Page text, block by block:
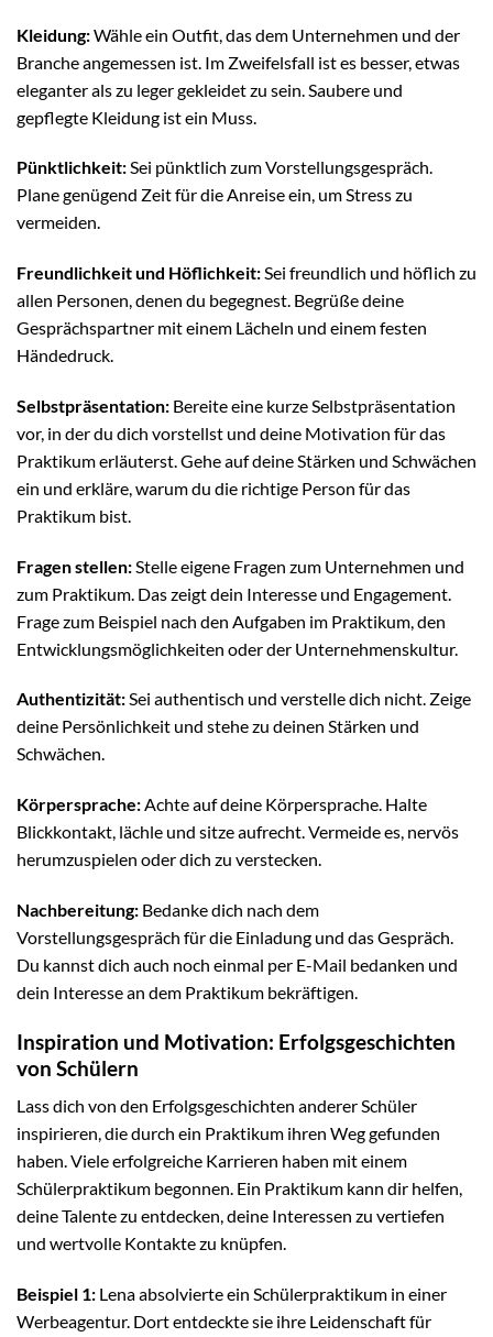
Kleidung:Wähle ein Outfit, das dem Unternehmen und der
Branche angemessen ist. Im Zweifelsfall ist es besser, etwas
eleganter als zu leger gekleidet zu sein. Saubere und
gepflegte Kleidung ist ein Muss.
Pünktlichkeit:Sei pünktlich zum Vorstellungsgespräch.
Plane genügend Zeit für die Anreise ein, um Stress zu
vermeiden.
Freundlichkeit und Höflichkeit:Sei freundlich und höflich zu
allen Personen, denen du begegnest. Begrüße deine
Gesprächspartner mit einem Lächeln und einem festen
Händedruck.
Selbstpräsentation: Bereite eine kurze Selbstpräsentation
vor, in der du dich vorstellst und deine Motivation für das
Praktikum erläuterst. Gehe auf deine Stärken und Schwächen
ein und erkläre, warum du die richtige Person für das
Praktikum bist.
Fragen stellen: Stelle eigene Fragen zum Unternehmen und
zum Praktikum. Das zeigt dein Interesse und Engagement.
Frage zum Beispiel nach den Aufgaben im Praktikum, den
Entwicklungsmöglichkeiten oder der Unternehmenskultur.
Authentizität:Sei authentisch und verstelle dich nicht. Zeige
deine Persönlichkeit und stehe zu deinen Stärken und
Schwächen.
Körpersprache:Achte auf deine Körpersprache. Halte
Blickkontakt, lächle und sitze aufrecht. Vermeide es, nervös
herumzuspielen oder dich zu verstecken.
Nachbereitung: Bedanke dich nach dem
Vorstellungsgespräch für die Einladung und das Gespräch.
Du kannst dich auch noch einmal per E-Mail bedanken und
dein Interesse an dem Praktikum bekräftigen.
Inspiration und Motivation: Erfolgsgeschichten
von Schülern
Lass dich von den Erfolgsgeschichten anderer Schüler
inspirieren, die durch ein Praktikum ihren Weg gefunden
haben. Viele erfolgreiche Karrieren haben mit einem
Schülerpraktikum begonnen. Ein Praktikum kann dir helfen,
deine Talente zu entdecken, deine Interessen zu vertiefen
und wertvolle Kontakte zu knüpfen.
Beispiel 1: Lena absolvierte ein Schülerpraktikum in einer
Werbeagentur. Dort entdeckte sie ihre Leidenschaft für